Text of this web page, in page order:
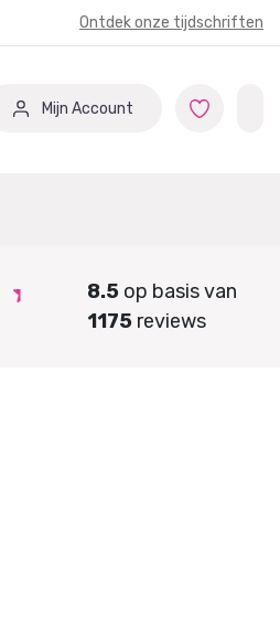
Ontdek onze tijdschriften
Mijn Account
8.5op basis van
1175reviews